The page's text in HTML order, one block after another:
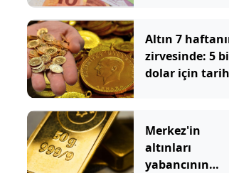
alarmı!
Altın 7
zirvesinde: 5
dolar için tarih
Merkez'in
altınları
yabancının